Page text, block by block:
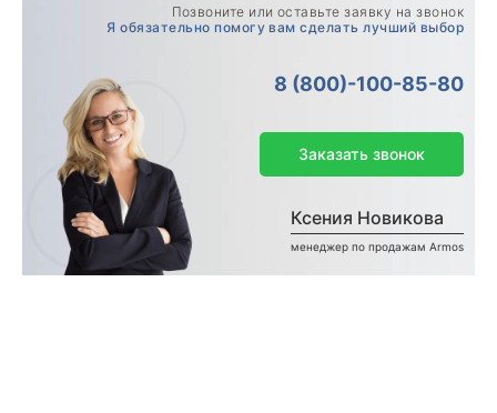
Позвоните или оставьте заявку на звонок
Я обязательно помогу вам сделать лучший выбор
8 (800)-100-85-80
Ксения Новикова
менеджер по продажам Armos
Заказать звонок